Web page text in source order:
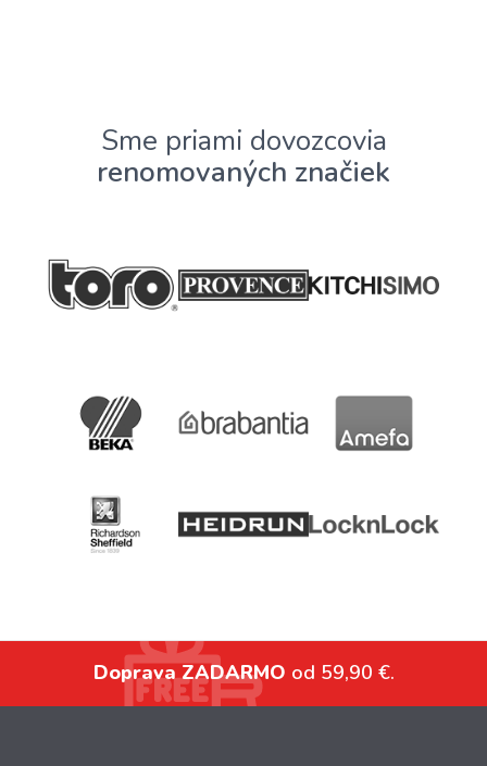
Sme priami dovozcovia
renomovaných značiek
Doprava ZADARMO od 59,90 €.